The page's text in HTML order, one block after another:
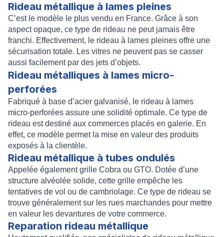
Rideau métallique à lames pleines
C’est le modèle le plus vendu en France. Grâce à son
aspect opaque, ce type de rideau ne peut jamais être
franchi. Effectivement, le rideau à lames pleines offre une
sécurisation totale. Les vitres ne peuvent pas se casser
aussi facilement par des jets d’objets.
Rideau métalliques à lames micro-
perforées
Fabriqué à base d’acier galvanisé, le rideau à lames
micro-perforées assure une solidité optimale. Ce type de
rideau est destiné aux commerces placés en galerie. En
effet, ce modèle permet la mise en valeur des produits
exposés à la clientèle.
Rideau métallique à tubes ondulés
Appelée égalementgrille Cobra ou GTO. Dotée d’une
structure alvéolée solide, cette grille empêche les
tentatives de vol ou de cambriolage. Ce type de rideau se
trouve généralement sur les rues marchandes pour mettre
en valeur les devantures de votre commerce.
Reparation rideau métallique